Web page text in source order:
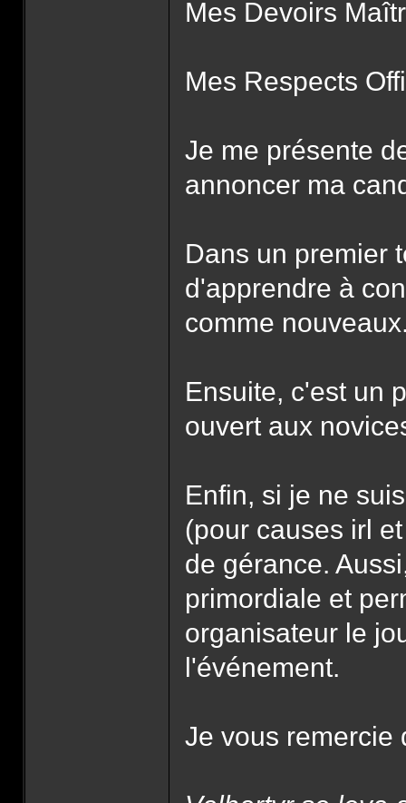
Mes Devoirs
Mes Respects
Je me présente
annoncer ma
Dans un premier
d'apprendre à
comme
Ensuite, c'est un
ouvert aux
Enfin, si je ne
(pour causes irl
de gérance.
primordiale et
organisateur le
l'événement.
Je vous remercie